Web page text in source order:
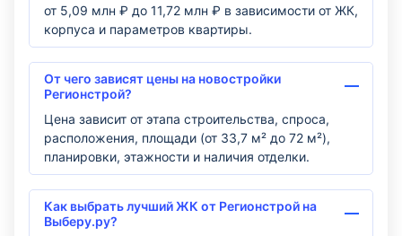
от 5,09 млн ₽ до 11,72 млн ₽ в зависимости от ЖК,
корпуса и параметров квартиры.
От чего зависят цены на новостройки
Регионстрой?
Цена зависит от этапа строительства, спроса,
расположения, площади (от 33,7 м² до 72 м²),
планировки, этажности и наличия отделки.
Как выбрать лучший ЖК от Регионстрой на
Выберу.ру?